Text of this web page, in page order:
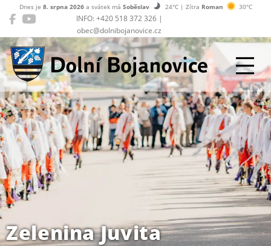
INFO: +420 518 372 326 |
obec@dolnibojanovice.cz
Dnes je 8. srpna 2026a svátek má Soběslav 24°C | Zítra Roman 30°C
Dolní Bojanovice
Zelenina Juvita